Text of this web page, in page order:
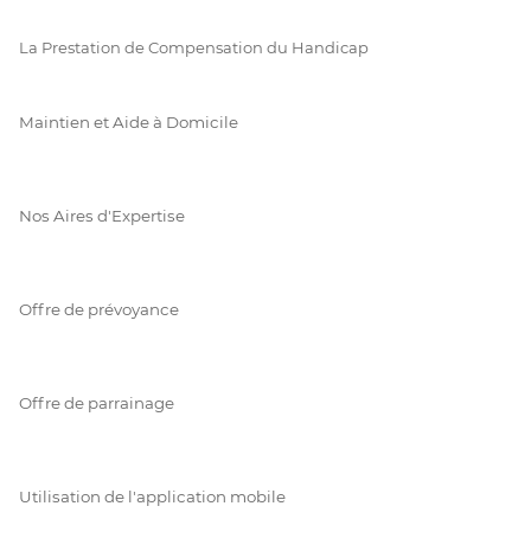
La Prestation de Compensation du Handicap
Maintien et Aide à Domicile
Nos Aires d'Expertise
Offre de prévoyance
Offre de parrainage
Utilisation de l'application mobile